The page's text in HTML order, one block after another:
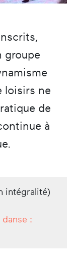
groupe
loisirs ne
de
à
intégralité)
: